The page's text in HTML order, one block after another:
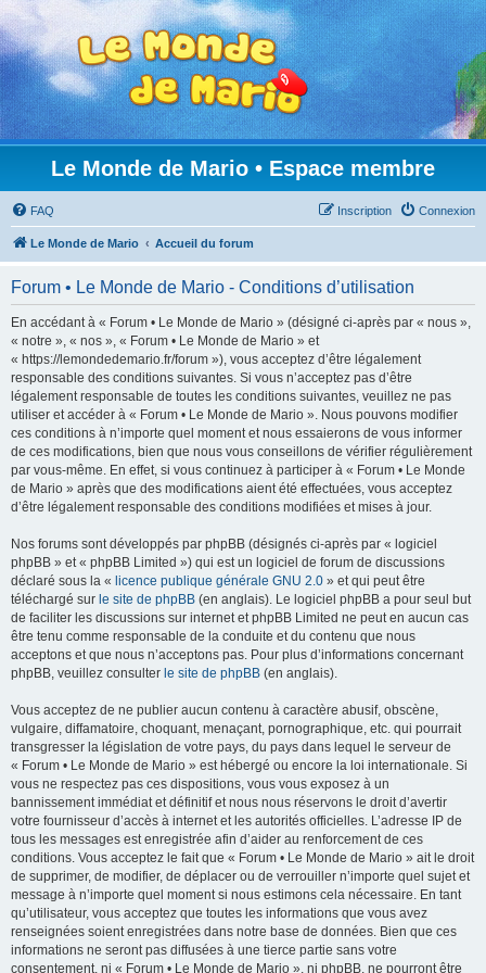
Le Monde de Mario • Espace membre
FAQ Connexion
Inscription
Le Monde de Mario Accueil du forum
Forum • Le Monde de Mario - Conditions d’utilisation
En accédant à « Forum • Le Monde de Mario » (désigné ci-après par « nous »,
« notre », « nos », « Forum • Le Monde de Mario » et
« https://lemondedemario.fr/forum »), vous acceptez d’être légalement
responsable des conditions suivantes. Si vous n’acceptez pas d’être
légalement responsable de toutes les conditions suivantes, veuillez ne pas
utiliser et accéder à « Forum • Le Monde de Mario ». Nous pouvons modifier
ces conditions à n’importe quel moment et nous essaierons de vous informer
de ces modifications, bien que nous vous conseillons de vérifier régulièrement
par vous-même. En effet, si vous continuez à participer à « Forum • Le Monde
de Mario » après que des modifications aient été effectuées, vous acceptez
d’être légalement responsable des conditions modifiées et mises à jour.
Nos forums sont développés par phpBB (désignés ci-après par « logiciel
phpBB » et « phpBB Limited ») qui est un logiciel de forum de discussions
déclaré sous la « licence publique générale GNU 2.0 » et qui peut être
téléchargé sur le site de phpBB (en anglais). Le logiciel phpBB a pour seul but
de faciliter les discussions sur internet et phpBB Limited ne peut en aucun cas
être tenu comme responsable de la conduite et du contenu que nous
acceptons et que nous n’acceptons pas. Pour plus d’informations concernant
phpBB, veuillez consulter le site de phpBB (en anglais).
Vous acceptez de ne publier aucun contenu à caractère abusif, obscène,
vulgaire, diffamatoire, choquant, menaçant, pornographique, etc. qui pourrait
transgresser la législation de votre pays, du pays dans lequel le serveur de
« Forum • Le Monde de Mario » est hébergé ou encore la loi internationale. Si
vous ne respectez pas ces dispositions, vous vous exposez à un
bannissement immédiat et définitif et nous nous réservons le droit d’avertir
votre fournisseur d’accès à internet et les autorités officielles. L’adresse IP de
tous les messages est enregistrée afin d’aider au renforcement de ces
conditions. Vous acceptez le fait que « Forum • Le Monde de Mario » ait le droit
de supprimer, de modifier, de déplacer ou de verrouiller n’importe quel sujet et
message à n’importe quel moment si nous estimons cela nécessaire. En tant
qu’utilisateur, vous acceptez que toutes les informations que vous avez
renseignées soient enregistrées dans notre base de données. Bien que ces
informations ne seront pas diffusées à une tierce partie sans votre
consentement, ni « Forum • Le Monde de Mario », ni phpBB, ne pourront être